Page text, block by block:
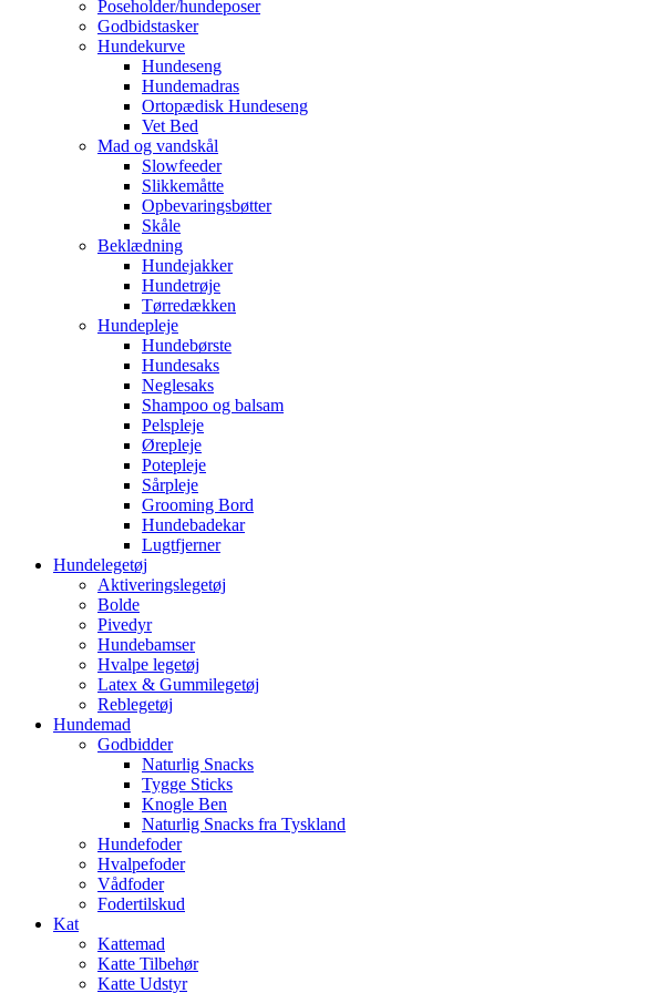
Poseholder/hundeposer
Godbidstasker
Hundekurve
Hundeseng
Hundemadras
Ortopædisk Hundeseng
Vet Bed
Mad og vandskål
Slowfeeder
Slikkemåtte
Opbevaringsbøtter
Skåle
Beklædning
Hundejakker
Hundetrøje
Tørredækken
Hundepleje
Hundebørste
Hundesaks
Neglesaks
Shampoo og balsam
Pelspleje
Ørepleje
Potepleje
Sårpleje
Grooming Bord
Hundebadekar
Lugtfjerner
Hundelegetøj
Aktiveringslegetøj
Bolde
Pivedyr
Hundebamser
Hvalpe legetøj
Latex & Gummilegetøj
Reblegetøj
Hundemad
Godbidder
Naturlig Snacks
Tygge Sticks
Knogle Ben
Naturlig Snacks fra Tyskland
Hundefoder
Hvalpefoder
Vådfoder
Fodertilskud
Kat
Kattemad
Katte Tilbehør
Katte Udstyr